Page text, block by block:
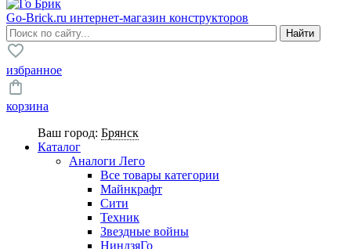
Go-Brick.ru интернет-магазин конструкторов
избранное
корзина
Ваш город: Брянск
Каталог
Аналоги Лего
Все товары категории
Майнкрафт
Сити
Техник
Звездные войны
НиндзяГо